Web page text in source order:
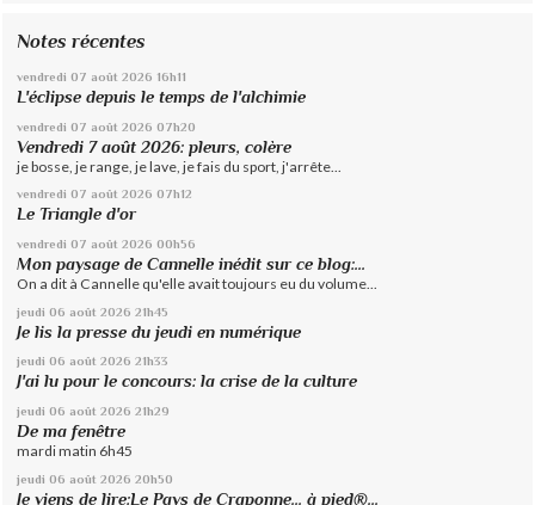
Notes récentes
vendredi 07 août 2026 16h11
L'éclipse depuis le temps de l'alchimie
vendredi 07 août 2026 07h20
Vendredi 7 août 2026: pleurs, colère
je bosse, je range, je lave, je fais du sport, j'arrête...
vendredi 07 août 2026 07h12
Le Triangle d'or
vendredi 07 août 2026 00h56
Mon paysage de Cannelle inédit sur ce blog:...
On a dit à Cannelle qu'elle avait toujours eu du volume...
jeudi 06 août 2026 21h45
Je lis la presse du jeudi en numérique
jeudi 06 août 2026 21h33
J'ai lu pour le concours: la crise de la culture
jeudi 06 août 2026 21h29
De ma fenêtre
mardi matin 6h45
jeudi 06 août 2026 20h50
Je viens de lire:Le Pays de Craponne... à pied®...